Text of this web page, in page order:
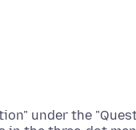
under the